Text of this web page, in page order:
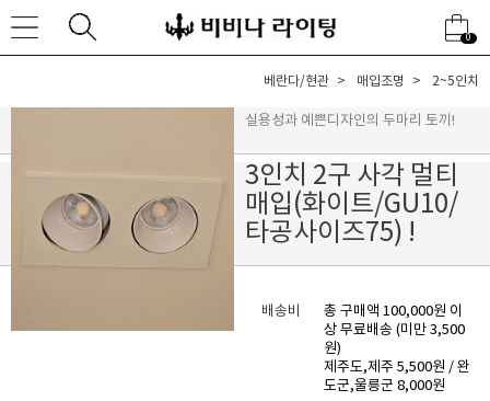
0
베란다/현관 매입조명 2~5인치
실용성과 예쁜디자인의 두마리 토끼!
3인치 2구 사각 멀티
매입(화이트/GU10/
타공사이즈75) !
배송비
총 구매액 100,000원 이
상 무료배송 (미만 3,500
원)
제주도,제주 5,500원 / 완
도군,울릉군 8,000원